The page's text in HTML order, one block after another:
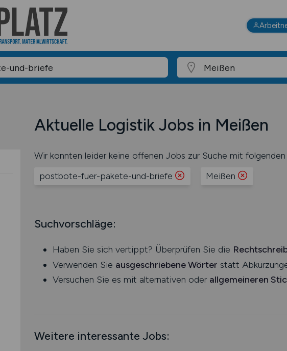
Aktuelle Logistik Jobs in Meißen
Wir konnten leider keine offenen Jobs zur Suche mit
postbote-fuer-pakete-und-briefe
Meißen
Suchvorschläge:
Haben Sie sich vertippt? Überprüfen Sie die
Verwenden Sie ausgeschriebene Wörter statt
Versuchen Sie es mit alternativen oder allgemeineren
Weitere interessante Jobs: